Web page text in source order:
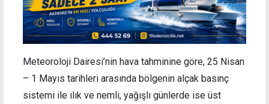
Meteoroloji Dairesi’nin hava tahminine göre, 25 Nisan
– 1 Mayıs tarihleri arasında bölgenin alçak basınç
sistemi ile ılık ve nemli, yağışlı günlerde ise üst